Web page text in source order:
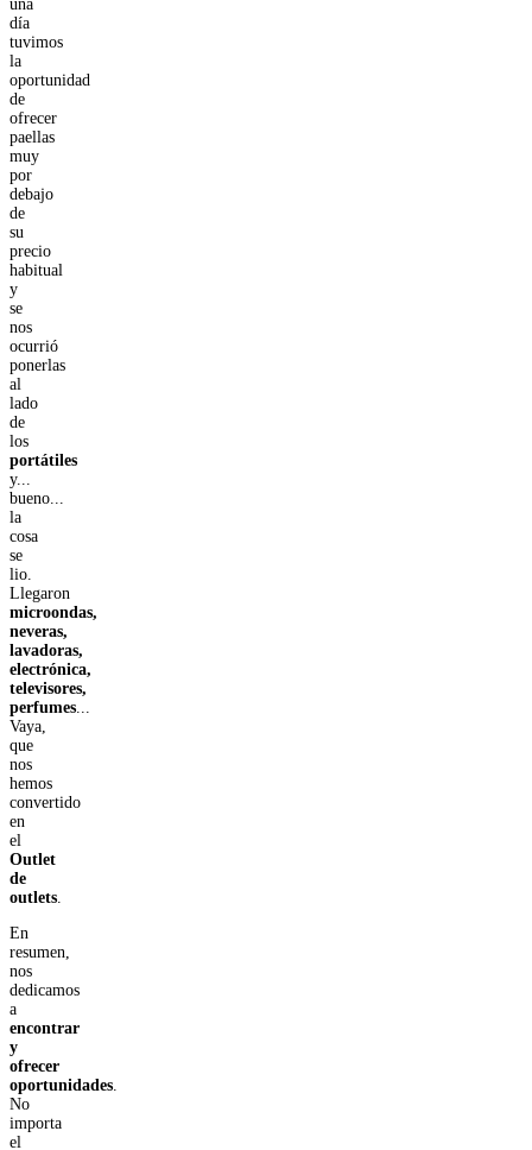
una
día
tuvimos
la
oportunidad
de
ofrecer
paellas
muy
por
debajo
de
su
precio
habitual
y
se
nos
ocurrió
ponerlas
al
lado
de
los
portátiles
y...
bueno...
la
cosa
se
lio.
Llegaron
microondas,
neveras,
lavadoras,
electrónica,
televisores,
perfumes
Vaya,
que
nos
hemos
convertido
en
el
Outlet
de
outlets
En
resumen,
nos
dedicamos
a
encontrar
y
ofrecer
oportunidades
No
importa
el